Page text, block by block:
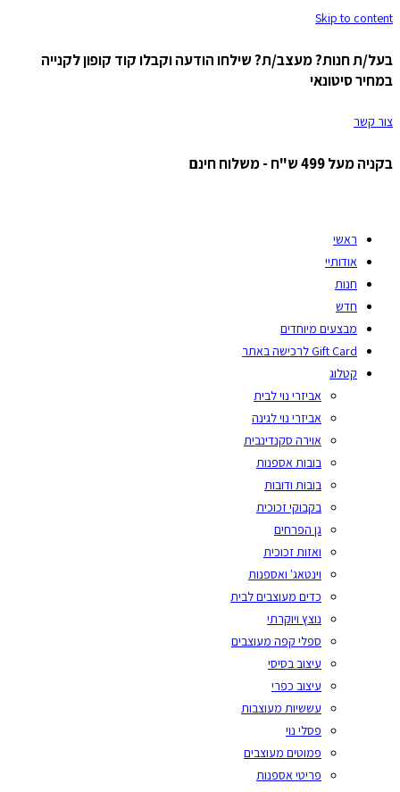
Skip to content
בעל/ת חנות? מעצב/ת? שילחו הודעה וקבלו קוד קופון לקנייה
במחיר סיטונאי
צור קשר
בקניה מעל 499 ש"ח - משלוח חינם
ראשי
אודותיי
חנות
חדש
מבצעים מיוחדים
Gift Card לרכישה באתר
קטלוג
אביזרי נוי לבית
אביזרי נוי לגינה
אוירה סקנדינבית
בובות אספנות
בובות ודובות
בקבוקי זכוכית
גן הפרחים
ואזות זכוכית
וינטאג' ואספנות
כדים מעוצבים לבית
נוצץ ויוקרתי
ספלי קפה מעוצבים
עיצוב בסיסי
עיצוב כפרי
עששיות מעוצבות
פסלי נוי
פמוטים מעוצבים
פריטי אספנות